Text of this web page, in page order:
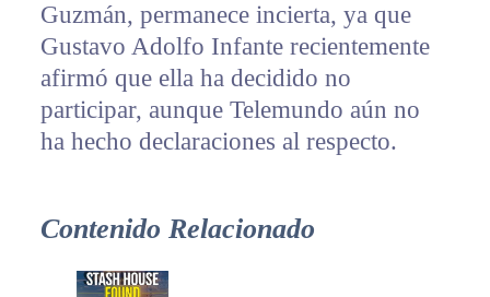
Guzmán, permanece incierta, ya que
Gustavo Adolfo Infante recientemente
afirmó que ella ha decidido no
participar, aunque Telemundo aún no
ha hecho declaraciones al respecto.
Contenido Relacionado